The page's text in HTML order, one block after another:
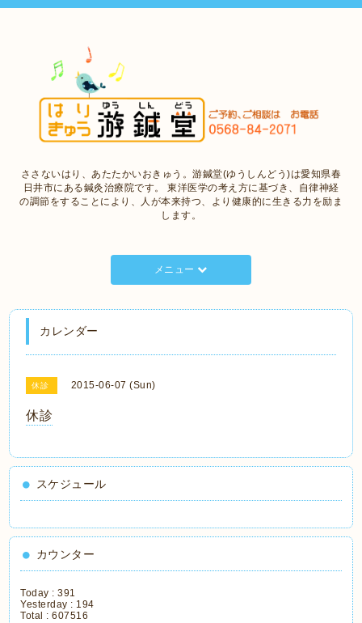
ささないはり、あたたかいおきゅう。游鍼堂(ゆうしんどう)は愛知県春
日井市にある鍼灸治療院です。 東洋医学の考え方に基づき、自律神経
の調節をすることにより、人が本来持つ、より健康的に生きる力を励ま
します。
メニュー
カレンダー
休診 2015-06-07 (Sun)
休診
スケジュール
カウンター
Today :391
Yesterday : 194
Total :607516